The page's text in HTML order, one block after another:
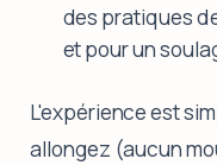
des pratiques
et pour un
L'expérience est
allongez (aucun